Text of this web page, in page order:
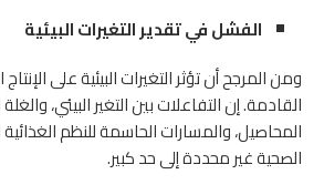
الفشل في تقدير التغيرات البيئية
ومن المرجح أن تؤثر التغيرات البيئية على
القادمة. إن التفاعلات بين التغير البيئي،
المحاصيل، والمسارات الحاسمة للنظم الغذائية
الصحية غير محددة إلى حد كبير.